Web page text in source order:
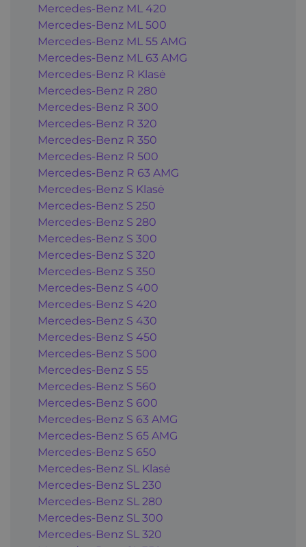
Mercedes-Benz ML 420
Mercedes-Benz ML 500
Mercedes-Benz ML 55 AMG
Mercedes-Benz ML 63 AMG
Mercedes-Benz R Klasė
Mercedes-Benz R 280
Mercedes-Benz R 300
Mercedes-Benz R 320
Mercedes-Benz R 350
Mercedes-Benz R 500
Mercedes-Benz R 63 AMG
Mercedes-Benz S Klasė
Mercedes-Benz S 250
Mercedes-Benz S 280
Mercedes-Benz S 300
Mercedes-Benz S 320
Mercedes-Benz S 350
Mercedes-Benz S 400
Mercedes-Benz S 420
Mercedes-Benz S 430
Mercedes-Benz S 450
Mercedes-Benz S 500
Mercedes-Benz S 55
Mercedes-Benz S 560
Mercedes-Benz S 600
Mercedes-Benz S 63 AMG
Mercedes-Benz S 65 AMG
Mercedes-Benz S 650
Mercedes-Benz SL Klasė
Mercedes-Benz SL 230
Mercedes-Benz SL 280
Mercedes-Benz SL 300
Mercedes-Benz SL 320